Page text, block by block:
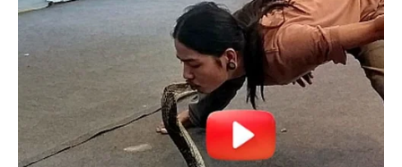
smirenosti. Nedavno je proslavila32. rođendan
osvrnuvši se na sve što je prošla. Od djetinjstva
obilježenog tragedijom, preko turbulentne mladosti
ispunjene pravnim bitkama i javnim skandalima, do
današnjeg života u kojem utočište pronalazi u umjetnosti
– njezina priča pokazuje koliko je teško nositi teret
slavnog imena.